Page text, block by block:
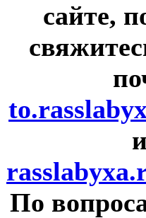
сайте,
По